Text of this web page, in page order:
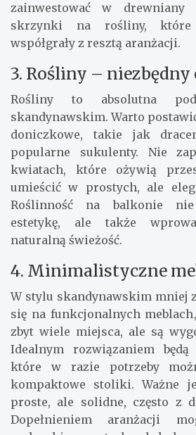
zainwestować w drewniany
skrzynki na rośliny, które
współgrały z resztą aranżacji.
3. Rośliny – niezbędny
Rośliny to absolutna
skandynawskim. Warto
doniczkowe, takie jak
popularne sukulenty. Nie
kwiatach, które ożywią
umieścić w prostych, ale
Roślinność na balkonie
estetykę, ale także
naturalną świeżość.
4. Minimalistyczne
W stylu skandynawskim mniej
się na funkcjonalnych
zbyt wiele miejsca, ale są
Idealnym rozwiązaniem będą
które w razie potrzeby
kompaktowe stoliki. Ważne
proste, ale solidne, często z
Dopełnieniem aranżacji